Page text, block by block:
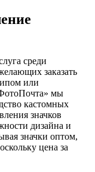
среди
заказать
или
мы
кастомных
значков
дизайна и
значки оптом,
цена за